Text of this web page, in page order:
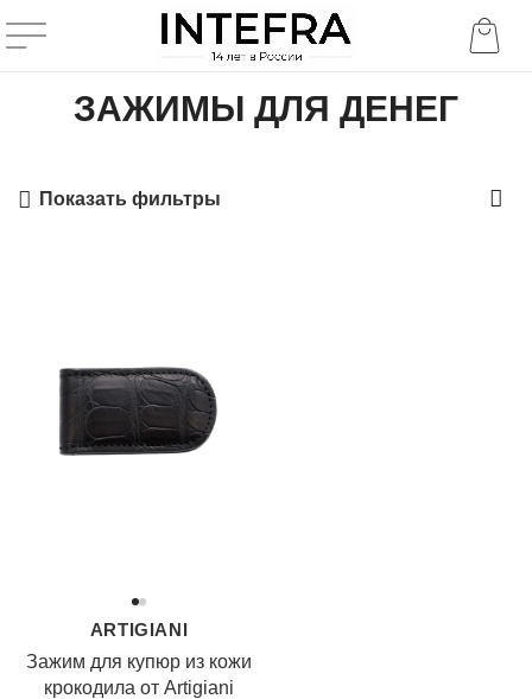
ЗАЖИМЫ ДЛЯ ДЕНЕГ
Показать фильтры
ARTIGIANI
Зажим для купюр из кожи
крокодила от Artigiani